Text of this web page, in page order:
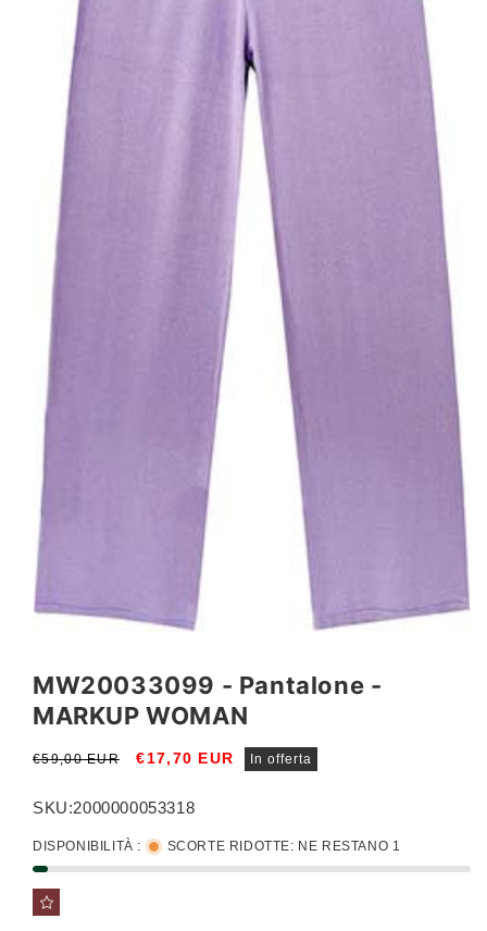
multimediali
1
in
finestra
MW20033099 - Pantalone -
MARKUP WOMAN
Prezzo
listino
€59,00 EUR
Prezzo
€17,70 EUR In offerta
SKU:2000000053318
DISPONIBILITÀ : SCORTE RIDOTTE: NE RESTANO 1